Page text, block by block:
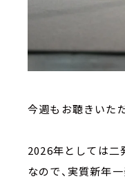
今週もお聴きいた
2026年としては二
なので、実質新年一